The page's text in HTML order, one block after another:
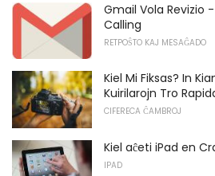
Gmail Vola Revizio
Calling
RETPOŜTO KAJ MESAĜADO
Kiel Mi Fiksas? In
Kuirilarojn Tro
CIFERECA ĈAMBROJ
Kiel aĉeti iPad en
IPAD